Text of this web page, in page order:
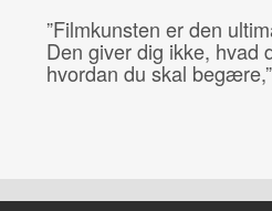
”Filmkunsten er den
Den giver dig ikke,
hvordan du skal